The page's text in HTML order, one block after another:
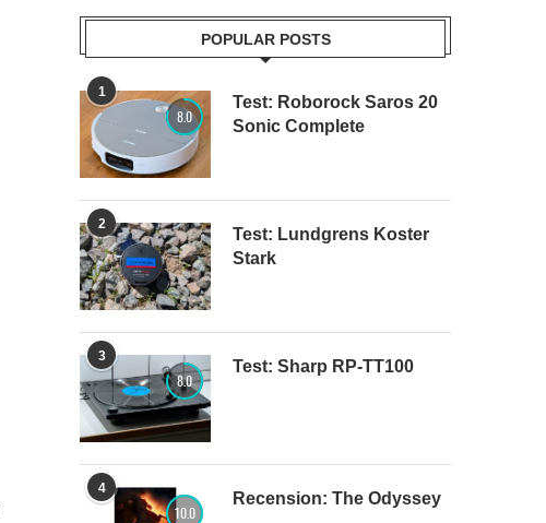
POPULAR POSTS
1
8.0
Test: Roborock Saros 20
Sonic Complete
2
Test: Lundgrens Koster
Stark
3
8.0
Test: Sharp RP-TT100
4
10.0
Recension: The Odyssey